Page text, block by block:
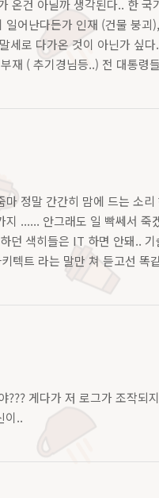
온건 아닐까 생각된다.. 한 국
어난다든가 인재 (건물 붕괴
세로 다가온 것이 아닌가 싶
재 ( 추기경님등..) 전 대통령
말 간간히 맘에 드는 소리
...... 안그래도 일 빡쎄서 죽
던 색히들은 IT 하면 안돼..
텍트 라는 말만 쳐 듣고선 똑
게다가 저 로그가 조작되
이..